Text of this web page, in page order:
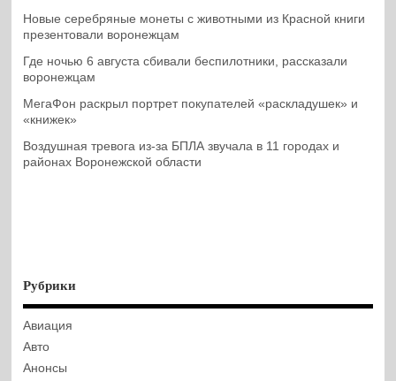
Новые серебряные монеты с животными из Красной книги
презентовали воронежцам
Где ночью 6 августа сбивали беспилотники, рассказали
воронежцам
МегаФон раскрыл портрет покупателей «раскладушек» и
«книжек»
Воздушная тревога из-за БПЛА звучала в 11 городах и
районах Воронежской области
Рубрики
Авиация
Авто
Анонсы